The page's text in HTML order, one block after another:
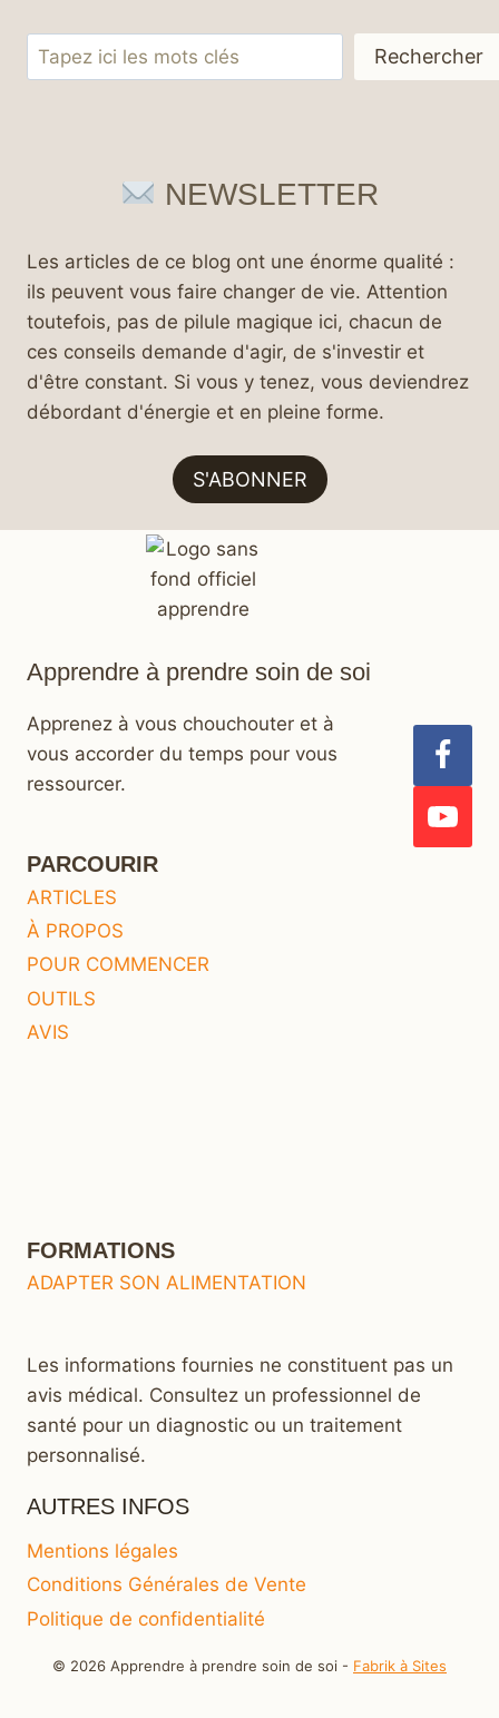
Rechercher Rechercher
NEWSLETTER
Les articles de ce blog ont une énorme qualité :
ils peuvent vous faire changer de vie. Attention
toutefois, pas de pilule magique ici, chacun de
ces conseils demande d'agir, de s'investir et
d'être constant. Si vous y tenez, vous deviendrez
débordant d'énergie et en pleine forme.
S'ABONNER
Apprendre à prendre soin de soi
Apprenez à vous chouchouter et à
vous accorder du temps pour vous
ressourcer.
PARCOURIR
ARTICLES
À PROPOS
POUR COMMENCER
OUTILS
AVIS
FORMATIONS
ADAPTER SON ALIMENTATION
Les informations fournies ne constituent pas un
avis médical. Consultez un professionnel de
santé pour un diagnostic ou un traitement
personnalisé.
AUTRES INFOS
Mentions légales
Conditions Générales de Vente
Politique de confidentialité
© 2026 Apprendre à prendre soin de soi - Fabrik à Sites